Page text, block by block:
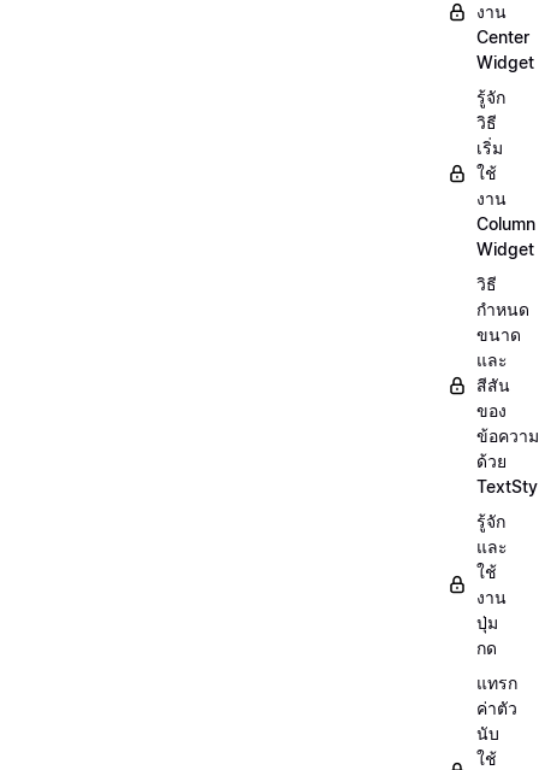
งาน
Center
Widget
รู้จัก
วิธี
เริ่ม
ใช้
งาน
Column
Widget
วิธี
กำหนด
ขนาด
และ
สีสัน
ของ
ข้อความ
ด้วย
รู้จัก
และ
ใช้
งาน
ปุ่ม
กด
แทรก
ค่าตัว
นับ
ใช้